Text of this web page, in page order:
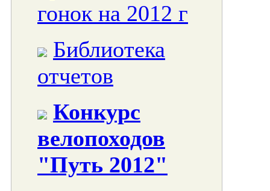
гонок на 2012 г
Библиотека
отчетов
Конкурс
велопоходов
"Путь 2012"